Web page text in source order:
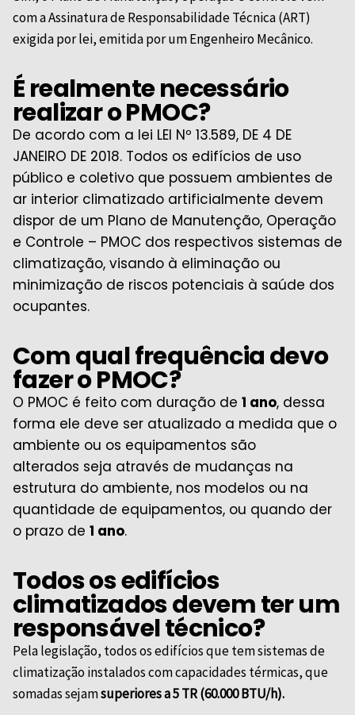
com a Assinatura de Responsabilidade Técnica (ART)
exigida por lei, emitida por um Engenheiro Mecânico.
É realmente necessário
realizar o PMOC?
De acordo com a lei LEI Nº 13.589, DE 4 DE
JANEIRO DE 2018. Todos os edifícios de uso
público e coletivo que possuem ambientes de
ar interior climatizado artificialmente devem
dispor de um Plano de Manutenção, Operação
e Controle – PMOC dos respectivos sistemas de
climatização, visando à eliminação ou
minimização de riscos potenciais à saúde dos
ocupantes.
Com qual frequência devo
fazer o PMOC?
O PMOC é feito com duração de 1 ano, dessa
forma ele deve ser atualizado a medida que o
ambiente ou os equipamentos são
alterados seja através de mudanças na
estrutura do ambiente, nos modelos ou na
quantidade de equipamentos, ou quando der
o prazo de 1 ano.
Todos os edifícios
climatizados devem ter um
responsável técnico?
Pela legislação, todos os edifícios que tem sistemas de
climatização instalados com capacidades térmicas, que
somadas sejamsuperiores a 5 TR (60.000 BTU/h).